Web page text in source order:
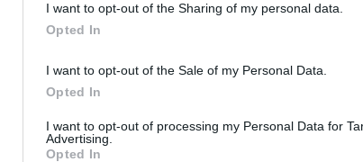
I want to opt-out of the Sharing of my personal data.
Opted In
I want to opt-out of the Sale of my Personal Data.
Opted In
I want to opt-out of processing my Personal Data for
Advertising.
Opted In
Aκόμη και τα παιδιά
εντοπίσετε
ΥΓΕΙΑ 29/04/2025 19:54